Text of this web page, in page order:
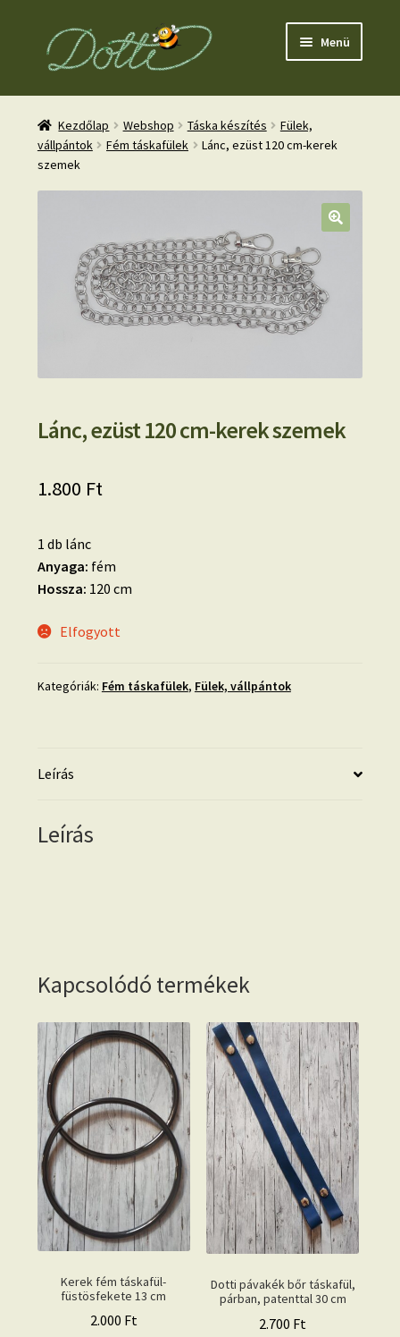
Ugrás
Kilépés
Menü
Kezdőlap Webshop Táska készítés
Fülek,
vállpántok
Fém táskafülek
Lánc, ezüst 120 cm-kerek
szemek
Lánc, ezüst 120 cm-kerek szemek
1.800 Ft
1 db lánc
Anyaga: fém
Hossza: 120 cm
Elfogyott
Kategóriák: Fém táskafülek, Fülek, vállpántok
Leírás
Leírás
Kapcsolódó termékek
Kerek fém táskafül-
füstösfekete 13 cm
2.000 Ft
Dotti pávakék bőr táskafül,
párban, patenttal 30 cm
2.700 Ft